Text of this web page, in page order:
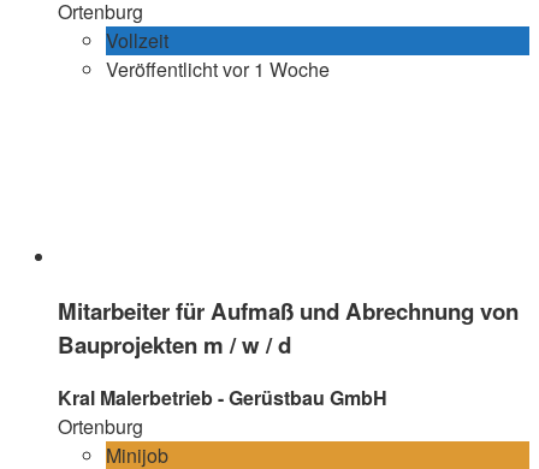
Ortenburg
Vollzeit
Veröffentlicht vor 1 Woche
Mitarbeiter für Aufmaß und Abrechnung von
Bauprojekten m / w / d
Kral Malerbetrieb - Gerüstbau GmbH
Ortenburg
Minijob